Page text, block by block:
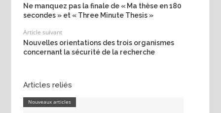
Ne manquez pas la finale de « Ma thèse en 180
secondes » et « Three Minute Thesis »
Article suivant
Nouvelles orientations des trois organismes
concernant la sécurité de la recherche
Articles reliés
Nouveaux articles